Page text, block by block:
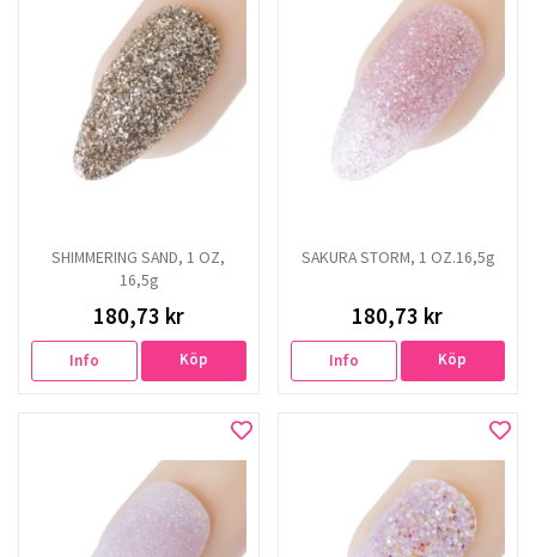
SHIMMERING SAND, 1 OZ,
16,5g
180,73 kr
Info Köp
SAKURA STORM, 1 OZ.16,5g
180,73 kr
Info Köp